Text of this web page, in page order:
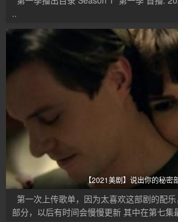
..
【2021美剧】说出你的秘密
第一次上传歌单，因为太喜欢这部剧的配
部分，以后有时间会慢慢更新 其中在第七集